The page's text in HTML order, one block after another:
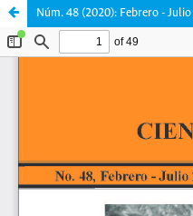
Núm. 48 (2020): Febrero - Julio